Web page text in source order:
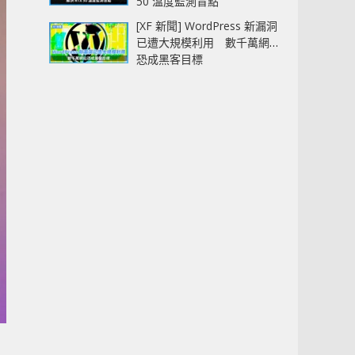
[XF 新聞] WordPress 新漏洞
已遭大規模利用 數千萬網站
恐成黑客目標